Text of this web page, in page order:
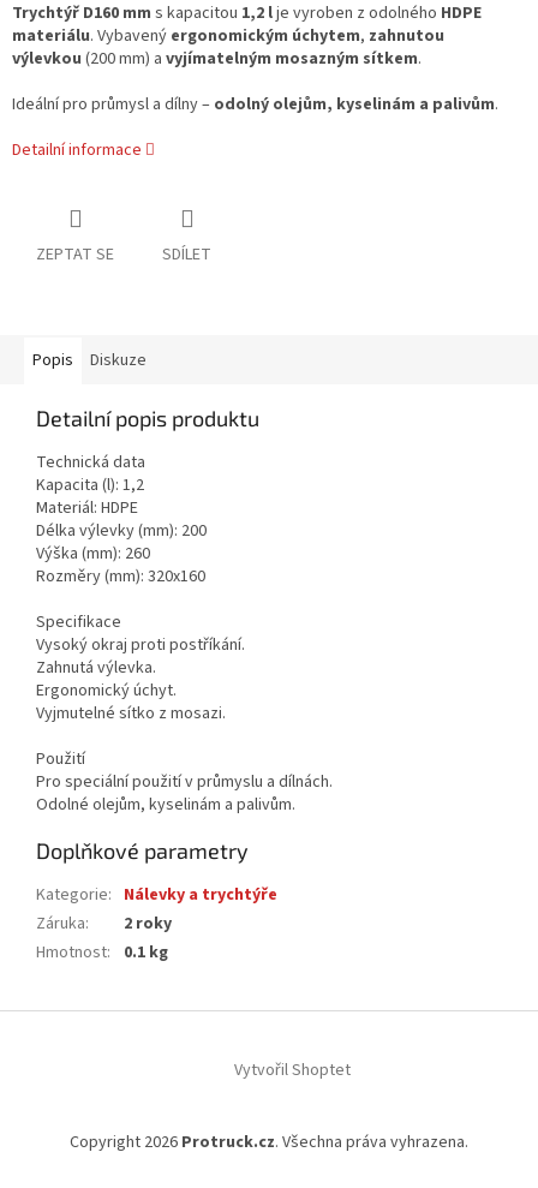
Trychtýř D160 mm s kapacitou 1,2 lje vyroben z odolného HDPE
materiálu. Vybavený ergonomickým úchytem, zahnutou
výlevkou (200 mm) a vyjímatelným mosazným sítkem.
Ideální pro průmysl a dílny – odolný olejům, kyselinám a palivům.
Detailní informace
ZEPTAT SE SDÍLET
Popis Diskuze
Detailní popis produktu
Technická data
Kapacita (l): 1,2
Materiál: HDPE
Délka výlevky (mm): 200
Výška (mm): 260
Rozměry (mm): 320x160
Specifikace
Vysoký okraj proti postříkání.
Zahnutá výlevka.
Ergonomický úchyt.
Vyjmutelné sítko z mosazi.
Použití
Pro speciální použití v průmyslu a dílnách.
Odolné olejům, kyselinám a palivům.
Doplňkové parametry
Kategorie: Nálevky a trychtýře
Záruka:
2 roky
Hmotnost: 0.1 kg
Vytvořil Shoptet
Copyright 2026 Protruck.cz. Všechna práva vyhrazena.